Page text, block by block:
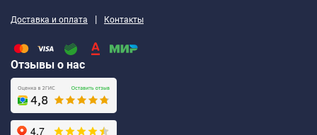
Доставка и оплата | Контакты
Отзывы о нас